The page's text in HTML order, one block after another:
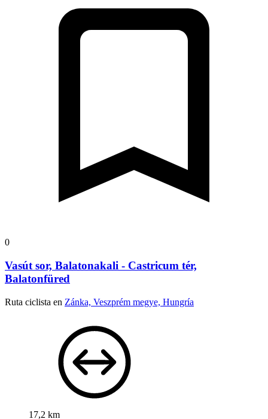
0
Vasút sor, Balatonakali - Castricum tér,
Balatonfüred
Ruta ciclista en Zánka, Veszprém megye, Hungría
17,2 km